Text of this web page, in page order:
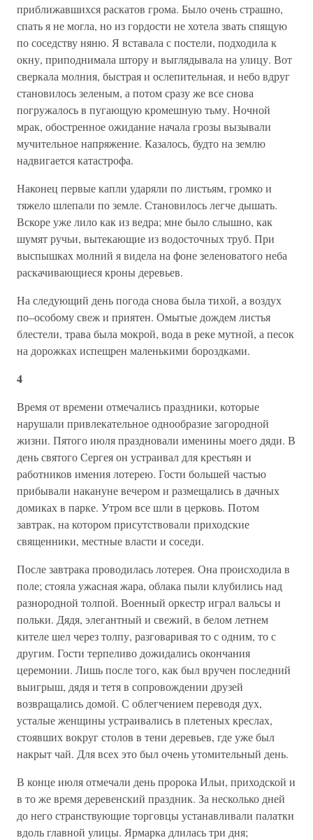
приближавшихся раскатов грома. Было очень страшно,
спать я не могла, но из гордости не хотела звать спящую
по соседству няню. Я вставала с постели, подходила к
окну, приподнимала штору и выглядывала на улицу. Вот
сверкала молния, быстрая и ослепительная, и небо вдруг
становилось зеленым, а потом сразу же все снова
погружалось в пугающую кромешную тьму. Ночной
мрак, обостренное ожидание начала грозы вызывали
мучительное напряжение. Казалось, будто на землю
надвигается катастрофа.
Наконец первые капли ударяли по листьям, громко и
тяжело шлепали по земле. Становилось легче дышать.
Вскоре уже лило как из ведра; мне было слышно, как
шумят ручьи, вытекающие из водосточных труб. При
выспышках молний я видела на фоне зеленоватого неба
раскачивающиеся кроны деревьев.
На следующий день погода снова была тихой, а воздух
по–особому свеж и приятен. Омытые дождем листья
блестели, трава была мокрой, вода в реке мутной, а песок
на дорожках испещрен маленькими бороздками.
4
Время от времени отмечались праздники, которые
нарушали привлекательное однообразие загородной
жизни. Пятого июля праздновали именины моего дяди. В
день святого Сергея он устраивал для крестьян и
работников имения лотерею. Гости большей частью
прибывали накануне вечером и размещались в дачных
домиках в парке. Утром все шли в церковь. Потом
завтрак, на котором присутствовали приходские
священники, местные власти и соседи.
После завтрака проводилась лотерея. Она происходила в
поле; стояла ужасная жара, облака пыли клубились над
разнородной толпой. Военный оркестр играл вальсы и
польки. Дядя, элегантный и свежий, в белом летнем
кителе шел через толпу, разговаривая то с одним, то с
другим. Гости терпеливо дожидались окончания
церемонии. Лишь после того, как был вручен последний
выигрыш, дядя и тетя в сопровождении друзей
возвращались домой. С облегчением переводя дух,
усталые женщины устраивались в плетеных креслах,
стоявших вокруг столов в тени деревьев, где уже был
накрыт чай. Для всех это был очень утомительный день.
В конце июля отмечали день пророка Ильи, приходской и
в то же время деревенский праздник. За несколько дней
до него странствующие торговцы устанавливали палатки
вдоль главной улицы. Ярмарка длилась три дня;